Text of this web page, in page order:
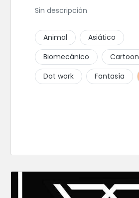
Sin descripción
Animal
Asiático
Biomecánico
Cartoon
Dot work
Fantasía